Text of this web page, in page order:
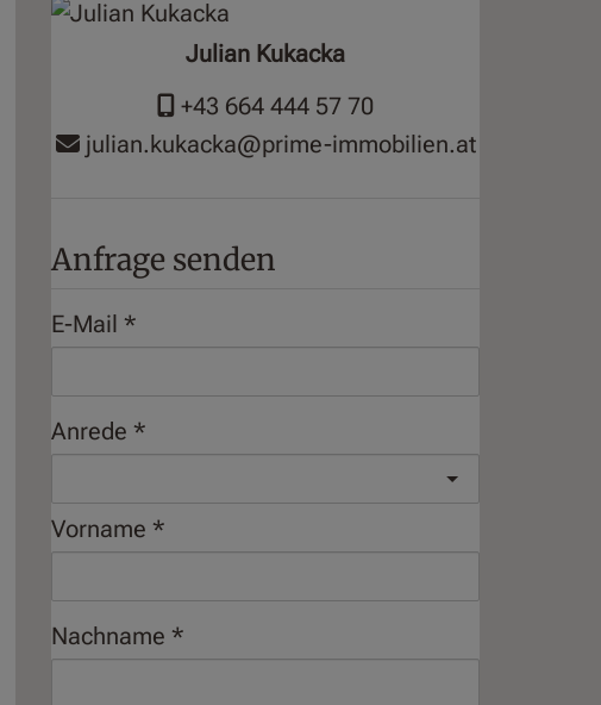
Julian Kukacka
+43 664 444 57 70
julian.kukacka@prime-immobilien.at
Anfrage senden
E-Mail
Anrede
Vorname
Nachname